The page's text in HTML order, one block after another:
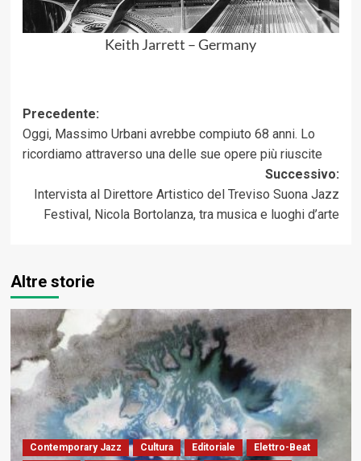
Keith Jarrett – Germany
Navigazione
articolo
Precedente:
Oggi, Massimo Urbani avrebbe compiuto 68 anni. Lo
ricordiamo attraverso una delle sue opere più riuscite
Successivo:
Intervista al Direttore Artistico del Treviso Suona Jazz
Festival, Nicola Bortolanza, tra musica e luoghi d’arte
Altre storie
Contemporary Jazz Cultura Editoriale
Elettro-Beat